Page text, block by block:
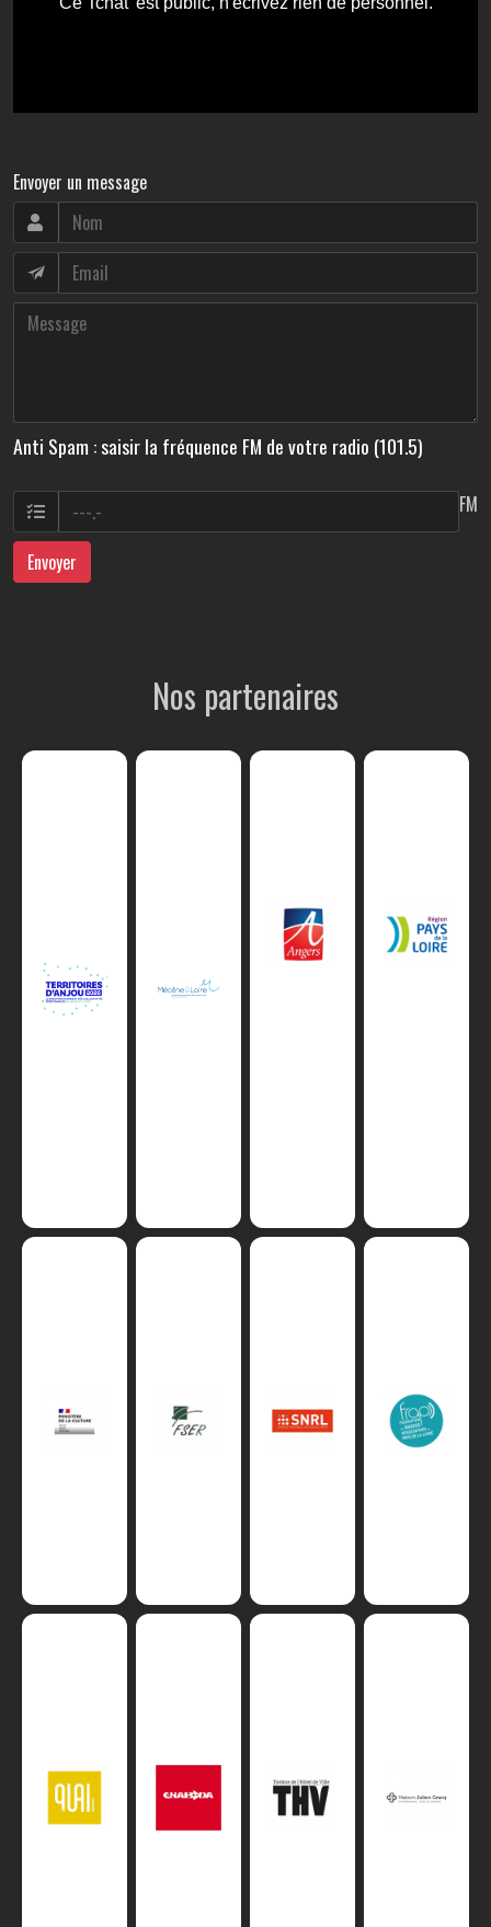
Envoyer un message
Anti Spam : saisir la fréquence FM de votre radio (101.5)
FM
Envoyer
Nos partenaires